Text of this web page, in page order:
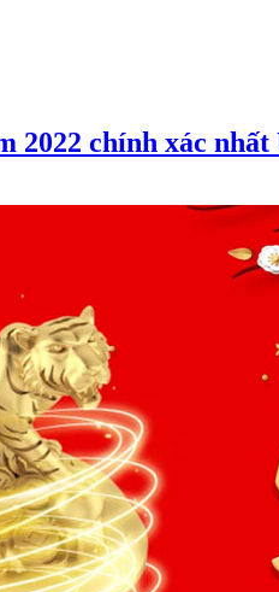
2022 chính xác nhất